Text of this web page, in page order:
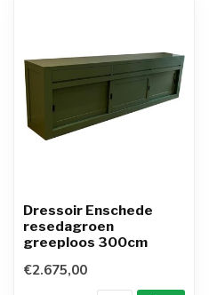
Dressoir Enschede
resedagroen
greeploos 300cm
€2.675,00